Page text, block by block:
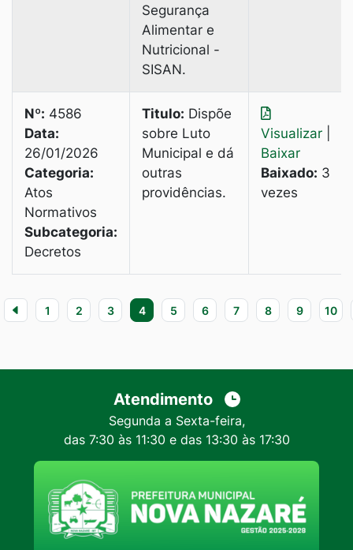
Segurança
Alimentar e
Nutricional -
SISAN.
Nº: 4586
Data:
26/01/2026
Categoria:
Atos
Normativos
Subcategoria:
Decretos
Titulo: Dispõe
sobre Luto
Municipal e dá
outras
providências.
Visualizar
Baixar
Baixado: 3
vezes
1 2 3 4 5 6 7 8 9 10
Atendimento
Segunda a Sexta-feira,
das 7:30 às 11:30 e das 13:30 às 17:30